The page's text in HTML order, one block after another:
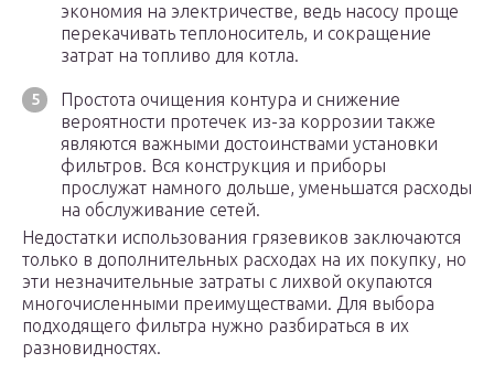
экономия на электричестве, ведь насосу проще
перекачивать теплоноситель, и сокращение
затрат на топливо для котла.
Простота очищения контура и снижение
вероятности протечек из-за коррозии также
являются важными достоинствами установки
фильтров. Вся конструкция и приборы
прослужат намного дольше, уменьшатся расходы
на обслуживание сетей.
Недостатки использования грязевиков заключаются
только в дополнительных расходах на их покупку, но
эти незначительные затраты с лихвой окупаются
многочисленными преимуществами. Для выбора
подходящего фильтра нужно разбираться в их
разновидностях.